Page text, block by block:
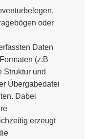
oder
Daten
(z.B
Struktur und
Übergabedatei
Dabei
erzeugt